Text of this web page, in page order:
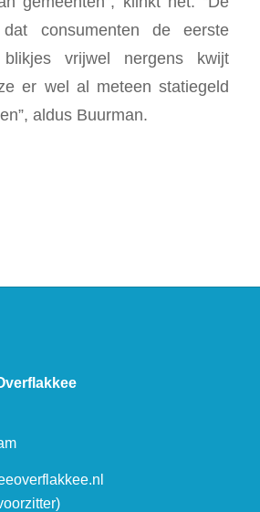
consumenten de eerste
vrijwel nergens kwijt
er wel al meteen statiegeld
aldus Buurman.